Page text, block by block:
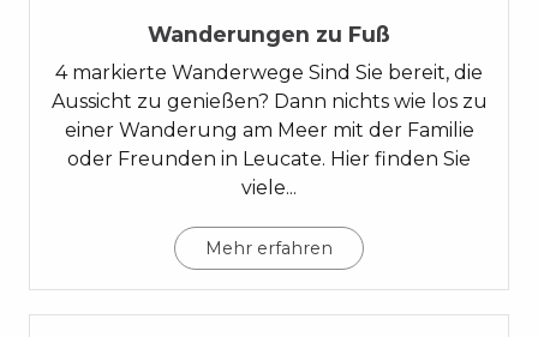
Wanderungen zu Fuß
4 markierte Wanderwege Sind Sie bereit, die
Aussicht zu genießen? Dann nichts wie los zu
einer Wanderung am Meer mit der Familie
oder Freunden in Leucate. Hier finden Sie
viele...
Mehr erfahren